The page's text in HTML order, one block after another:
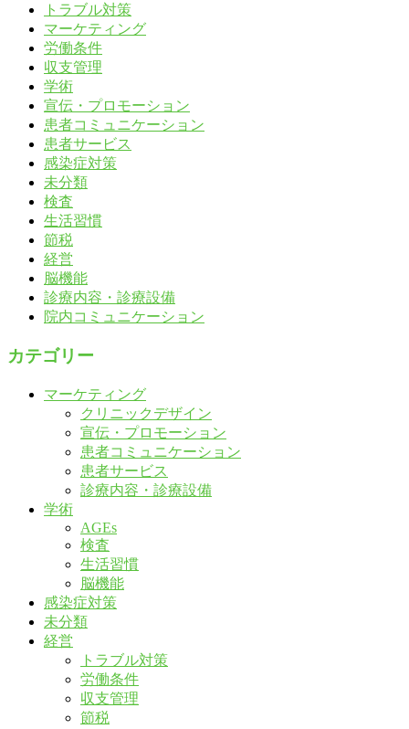
トラブル対策
マーケティング
労働条件
収支管理
学術
宣伝・プロモーション
患者コミュニケーション
患者サービス
感染症対策
未分類
検査
生活習慣
節税
経営
脳機能
診療内容・診療設備
院内コミュニケーション
カテゴリー
マーケティング
クリニックデザイン
宣伝・プロモーション
患者コミュニケーション
患者サービス
診療内容・診療設備
学術
AGEs
検査
生活習慣
脳機能
感染症対策
未分類
経営
トラブル対策
労働条件
収支管理
節税